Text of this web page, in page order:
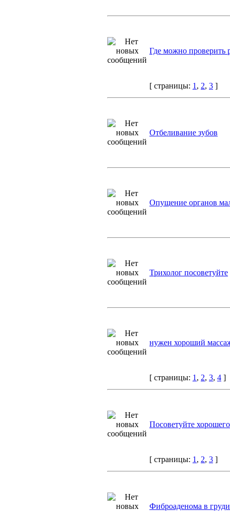
Где можно проверить
[ страницы: 1 , 2, 3 ]
Отбеливание зубов
Опущение органов
Трихолог посоветуйте
нужен хороший
[ страницы: 1 , 2, 3, 4 ]
Посоветуйте
[ страницы: 1 , 2, 3 ]
Фиброаденома в груди